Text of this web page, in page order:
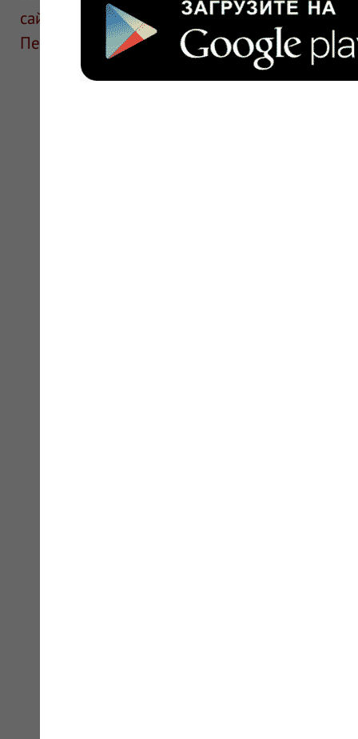
сайте для ознакомления и не является
Перед применением необходима